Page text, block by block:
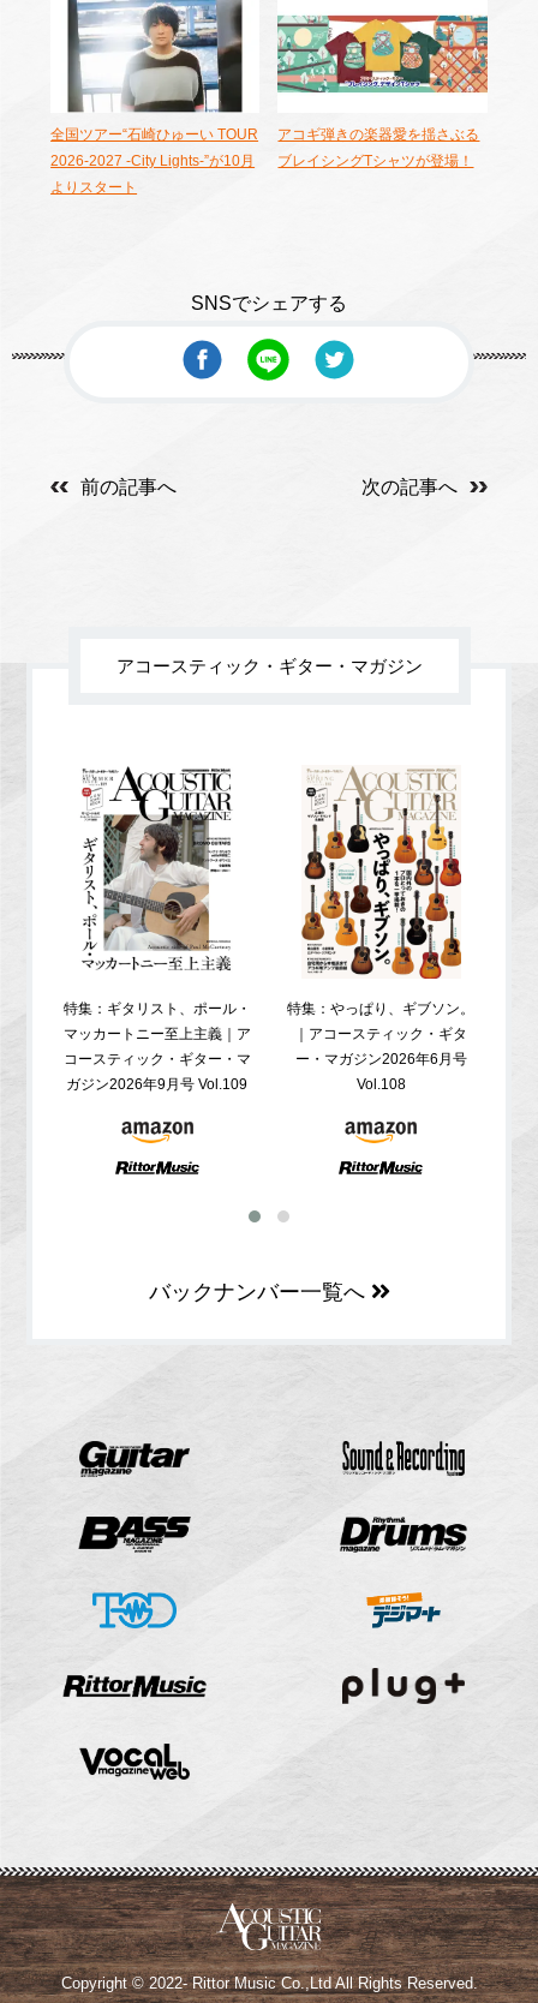
全国ツアー“石崎ひゅーい TOUR
2026-2027 -City Lights-”が10月
よりスタート
アコギ弾きの楽器愛を揺さぶる
ブレイシングTシャツが登場！
SNSでシェアする
前の記事へ 次の記事へ
アコースティック・ギター・マガジン
特集：ギタリスト、ポール・
マッカートニー至上主義｜ア
コースティック・ギター・マ
ガジン2026年9月号 Vol.109
特集：やっぱり、ギブソン。
｜アコースティック・ギタ
ー・マガジン2026年6月号
Vol.108
バックナンバー一覧へ
Copyright © 2022- Rittor Music Co.,Ltd All Rights Reserved.